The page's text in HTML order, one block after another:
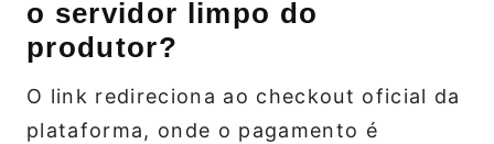
o servidor limpo do
produtor?
O link redireciona ao checkout oficial da
plataforma, onde o pagamento é